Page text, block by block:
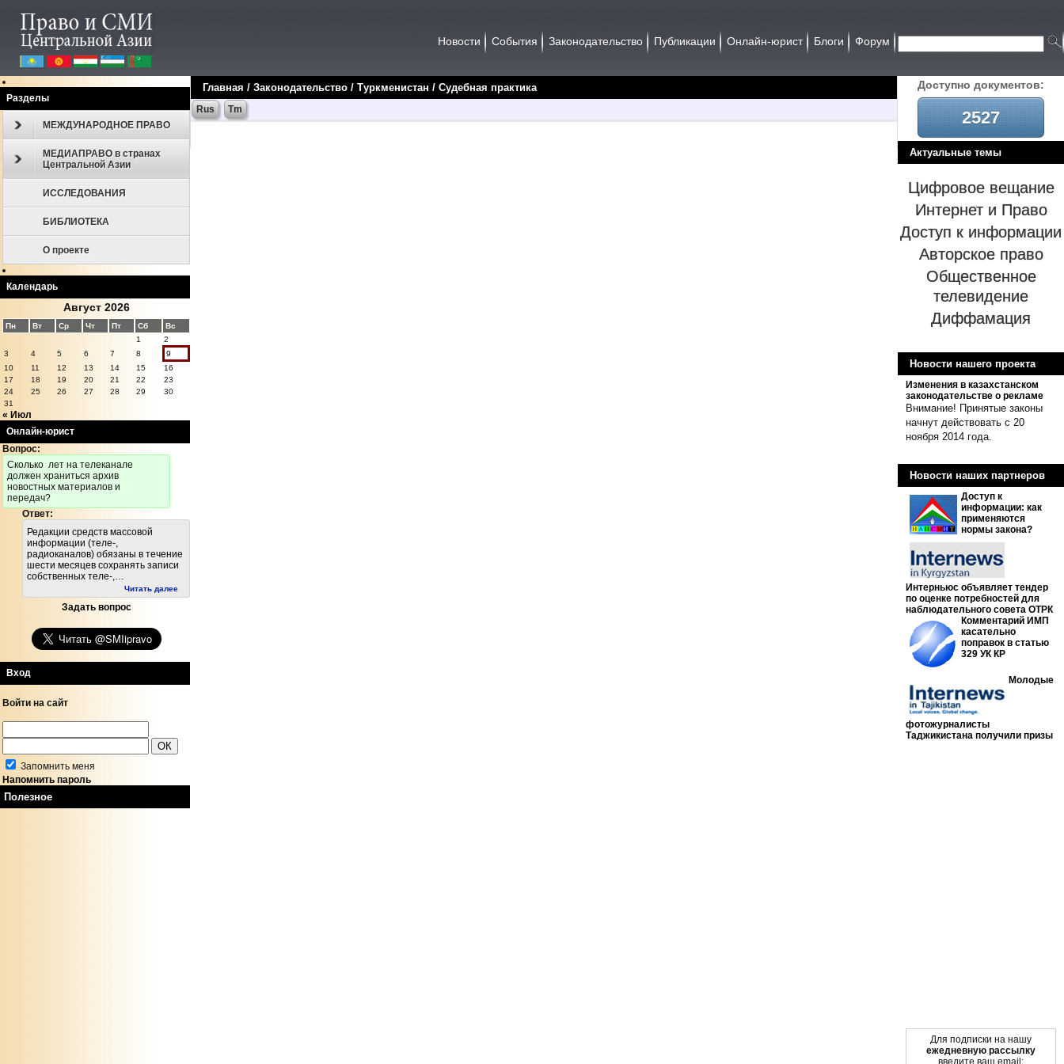
Новости События Законодательство Публикации Онлайн-юрист Блоги Форум
Разделы
МЕЖДУНАРОДНОЕ ПРАВО
МЕДИАПРАВО в странах
Центральной Азии
ИССЛЕДОВАНИЯ
БИБЛИОТЕКА
О проекте
Календарь
Август 2026
Пн Вт Ср Чт Пт Сб
Вс
1
2
3
4 5 6 7 8
9
10
11 12 13 14 15
16
17
18 19 20 21 22
23
24
25 26 27 28 29
30
31
« Июл
Онлайн-юрист
Вопрос:
Cколько лет на телеканале
должен храниться архив
новостных материалов и
передач?
Ответ:
Редакции средств массовой
информации (теле-,
радиоканалов) обязаны в течение
шести месяцев сохранять записи
собственных теле-,…
Читать далее
Задать вопрос
Вход
Войти на сайт
Запомнить меня
Напомнить пароль
Полезное
Доcтупно документов:
2527
Актуальные темы
Цифровое вещание
Интернет и Право
Доступ к информации
Авторское право
Общественное
телевидение
Диффамация
Новости нашего проекта
Изменения в казахстанском
законодательстве о рекламе
Внимание! Принятые законы
начнут действовать с 20
ноября 2014 года.
Новости наших партнеров
Доступ к
информации: как
применяются
нормы закона?
Интерньюс объявляет тендер
по оценке потребностей для
наблюдательного совета ОТРК
Комментарий ИМП
касательно
поправок в статью
329 УК КР
Молодые
фотожурналисты
Таджикистана получили призы
Для подписки на нашу
ежедневную рассылку
введите ваш email:
Главная / Законодательство / Туркменистан / Судебная практика
Rus Tm